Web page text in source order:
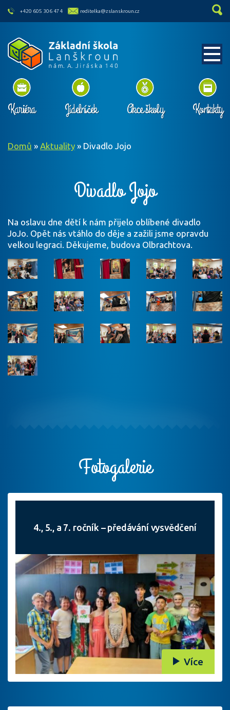
skip to main content
+420 605 306 474 reditelka@zslanskroun.cz
Kariéra Jídelníček Akce školy Kontakty
Domů » Aktuality » Divadlo Jojo
Divadlo Jojo
Na oslavu dne dětí k nám přijelo oblíbené divadlo
JoJo. Opět nás vtáhlo do děje a zažili jsme opravdu
velkou legraci. Děkujeme, budova Olbrachtova.
Fotogalerie
4., 5., a 7. ročník – předávání vysvědčení
Více